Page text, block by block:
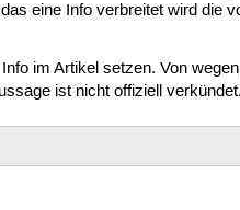
eine Info verbreitet wird die
im Artikel setzen. Von
ist nicht offiziell